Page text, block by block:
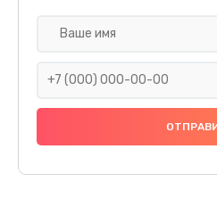
Ремонт